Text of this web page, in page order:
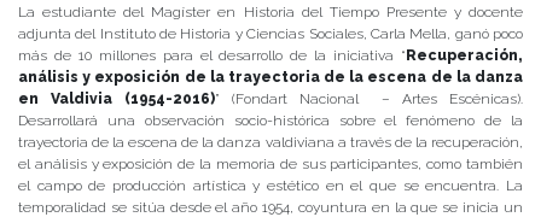
La estudiante del Magíster en Historia del Tiempo Presente y docente
adjunta del Instituto de Historia y Ciencias Sociales, Carla Mella, ganó poco
más de 10 millones para el desarrollo de la iniciativa “Recuperación,
análisis y exposición de la trayectoria de la escena de la danza
en Valdivia (1954-2016)” (Fondart Nacional – Artes Escénicas).
Desarrollará una observación socio-histórica sobre el fenómeno de la
trayectoria de la escena de la danza valdiviana a través de la recuperación,
el análisis y exposición de la memoria de sus participantes, como también
el campo de producción artística y estético en el que se encuentra. La
temporalidad se sitúa desde el año 1954, coyuntura en la que se inicia un